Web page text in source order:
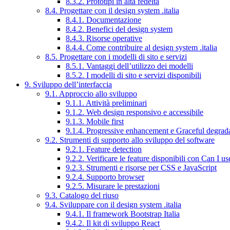
8.4. Progettare con il design system .italia
8.4.1. Documentazione
8.4.2. Benefici del design system
8.4.3. Risorse operative
8.4.4. Come contribuire al design system .italia
8.5. Progettare con i modelli di sito e servizi
8.5.1. Vantaggi dell’utilizzo dei modelli
8.5.2. I modelli di sito e servizi disponibili
9. Sviluppo dell’interfaccia
9.1. Approccio allo sviluppo
9.1.1. Attività preliminari
9.1.2. Web design responsivo e accessibile
9.1.3. Mobile first
9.1.4. Progressive enhancement e Graceful
9.2. Strumenti di supporto allo sviluppo del software
9.2.1. Feature detection
9.2.2. Verificare le feature disponibili con Can I
9.2.3. Strumenti e risorse per CSS e JavaScript
9.2.4. Supporto browser
9.2.5. Misurare le prestazioni
9.3. Catalogo del riuso
9.4. Sviluppare con il design system .italia
9.4.1. Il framework Bootstrap Italia
9.4.2. Il kit di sviluppo React